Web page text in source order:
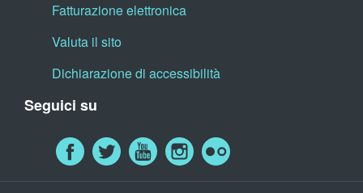
Fatturazione elettronica
Valuta il sito
Dichiarazione di accessibilità
Seguici su